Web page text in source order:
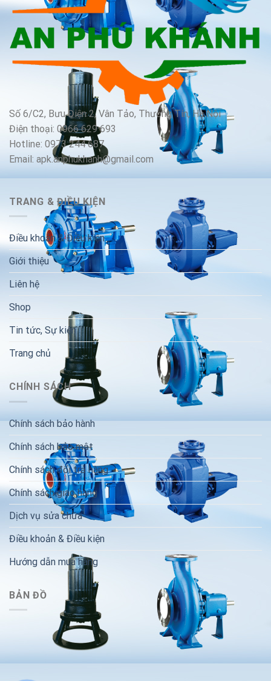
Số 6/C2, Bưu Điện 2, Vân Tảo, Thường Tín, Hà Nội
Điện thoại: 0966 629 693
Hotline: 0973 244 687
Email: apk.anphukhanh@gmail.com
TRANG & ĐIỀU KIỆN
Điều khoản & Điều kiện
Giới thiệu
Liên hệ
Shop
Tin tức, Sự kiện
Trang chủ
CHÍNH SÁCH
Chính sách bảo hành
Chính sách bảo mật
Chính sách đổi trả hàng
Chính sách giao hàng
Dịch vụ sửa chữa
Điều khoản & Điều kiện
Hướng dẫn mua hàng
BẢN ĐỒ